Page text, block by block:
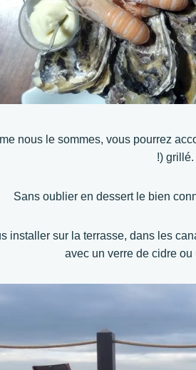
nous le sommes, vous pourrez
!) grillé.
Sans oublier en dessert le bien
installer sur la terrasse, dans les
avec un verre de cidre